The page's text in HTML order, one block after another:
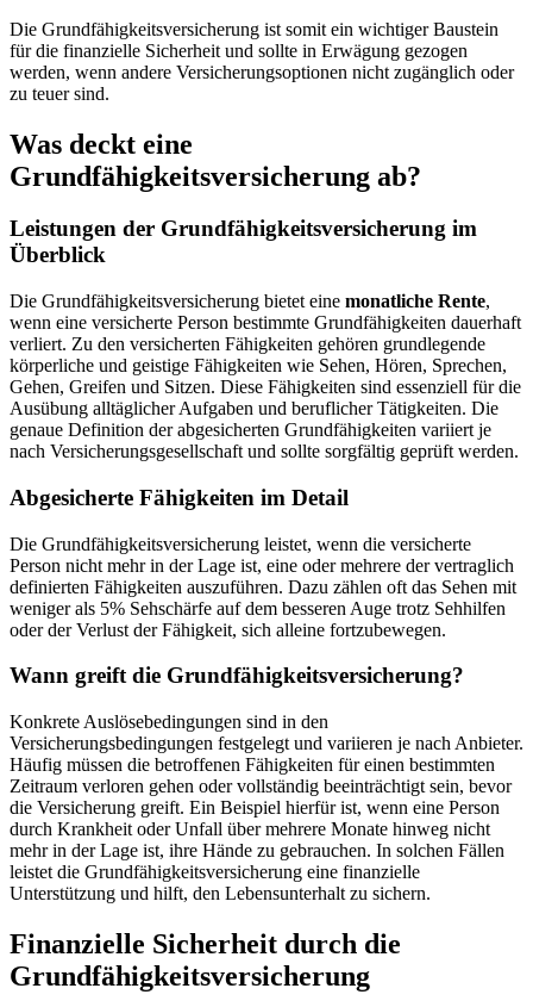
Die Grundfähigkeitsversicherung ist somit ein wichtiger Baustein
für die finanzielle Sicherheit und sollte in Erwägung gezogen
werden, wenn andere Versicherungsoptionen nicht zugänglich oder
zu teuer sind.
Was deckt eine
Grundfähigkeitsversicherung ab?
Leistungen der Grundfähigkeitsversicherung im
Überblick
Die Grundfähigkeitsversicherung bietet eine monatliche Rente,
wenn eine versicherte Person bestimmte Grundfähigkeiten dauerhaft
verliert. Zu den versicherten Fähigkeiten gehören grundlegende
körperliche und geistige Fähigkeiten wie Sehen, Hören, Sprechen,
Gehen, Greifen und Sitzen. Diese Fähigkeiten sind essenziell für die
Ausübung alltäglicher Aufgaben und beruflicher Tätigkeiten. Die
genaue Definition der abgesicherten Grundfähigkeiten variiert je
nach Versicherungsgesellschaft und sollte sorgfältig geprüft werden.
Abgesicherte Fähigkeiten im Detail
Die Grundfähigkeitsversicherung leistet, wenn die versicherte
Person nicht mehr in der Lage ist, eine oder mehrere der vertraglich
definierten Fähigkeiten auszuführen. Dazu zählen oft das Sehen mit
weniger als 5% Sehschärfe auf dem besseren Auge trotz Sehhilfen
oder der Verlust der Fähigkeit, sich alleine fortzubewegen.
Wann greift die Grundfähigkeitsversicherung?
Konkrete Auslösebedingungen sind in den
Versicherungsbedingungen festgelegt und variieren je nach Anbieter.
Häufig müssen die betroffenen Fähigkeiten für einen bestimmten
Zeitraum verloren gehen oder vollständig beeinträchtigt sein, bevor
die Versicherung greift. Ein Beispiel hierfür ist, wenn eine Person
durch Krankheit oder Unfall über mehrere Monate hinweg nicht
mehr in der Lage ist, ihre Hände zu gebrauchen. In solchen Fällen
leistet die Grundfähigkeitsversicherung eine finanzielle
Unterstützung und hilft, den Lebensunterhalt zu sichern.
Finanzielle Sicherheit durch die
Grundfähigkeitsversicherung